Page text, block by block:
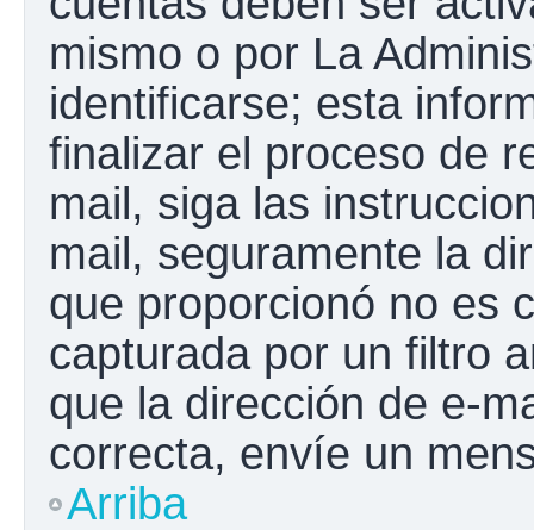
mismo o por La
identificarse; esta
finalizar el proceso de
mail, siga las
mail, seguramente la
que proporcionó no es
capturada por un filtro
que la dirección de e-
correcta, envíe un
Arriba